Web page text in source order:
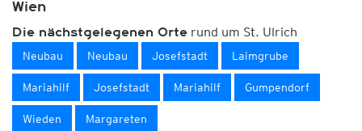
Wien
Die nächstgelegenen Orte rund um St. Ulrich
Neubau Neubau Josefstadt Laimgrube
Mariahilf Josefstadt Mariahilf Gumpendorf
Wieden Margareten